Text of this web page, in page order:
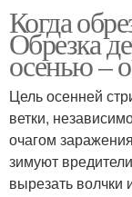
Когда
Обрезка
осенью –
Цель осенней
ветки,
очагом
зимуют
вырезать волчки